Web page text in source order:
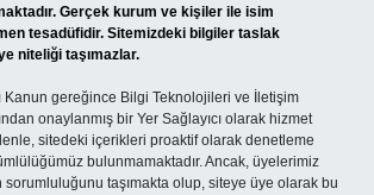
Gerçek kurum ve kişiler ile isim
tesadüfidir. Sitemizdeki bilgiler taslak
niteliği taşımazlar.
Kanun gereğince Bilgi Teknolojileri ve İletişim
onaylanmış bir Yer Sağlayıcı olarak hizmet
sitedeki içerikleri proaktif olarak denetleme
bulunmamaktadır. Ancak, üyelerimiz
sorumluluğunu taşımakta olup, siteye üye olarak bu